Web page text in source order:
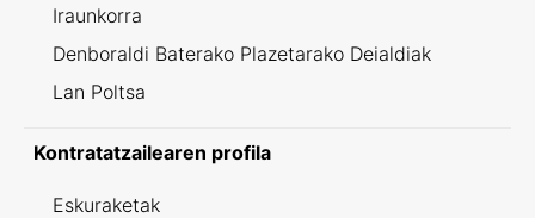
Iraunkorra
Denboraldi Baterako Plazetarako Deialdiak
Lan Poltsa
Kontratatzailearen profila
Eskuraketak